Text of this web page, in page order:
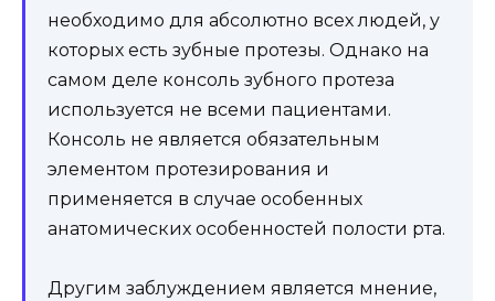
необходимо для абсолютно всех людей, у
которых есть зубные протезы. Однако на
самом деле консоль зубного протеза
используется не всеми пациентами.
Консоль не является обязательным
элементом протезирования и
применяется в случае особенных
анатомических особенностей полости рта.
Другим заблуждением является мнение,